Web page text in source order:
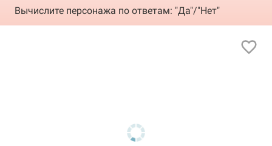
Вычислите персонажа по ответам: "Да"/"Нет"